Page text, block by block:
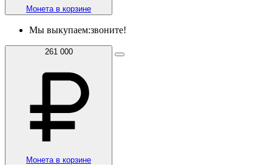
Монета в корзине
Мы выкупаем:звоните!
261 000
Монета в корзине